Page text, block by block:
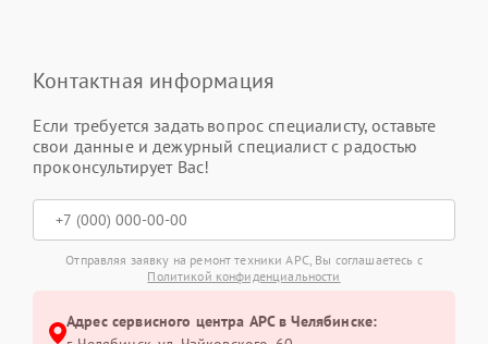
Контактная информация
Если требуется задать вопрос специалисту, оставьте
свои данные и дежурный специалист с радостью
проконсультирует Вас!
Отправляя заявку на ремонт техники APC, Вы соглашаетесь с
Политикой конфиденциальности
Адрес сервисного центра APC в Челябинске: